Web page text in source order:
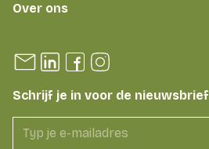
Over ons
Schrijf je in voor de nieuwsbrief